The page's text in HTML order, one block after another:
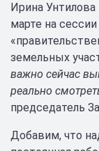
Ирина
марте на
земельных
важно сейчас
реально
председатель
Добавим, что